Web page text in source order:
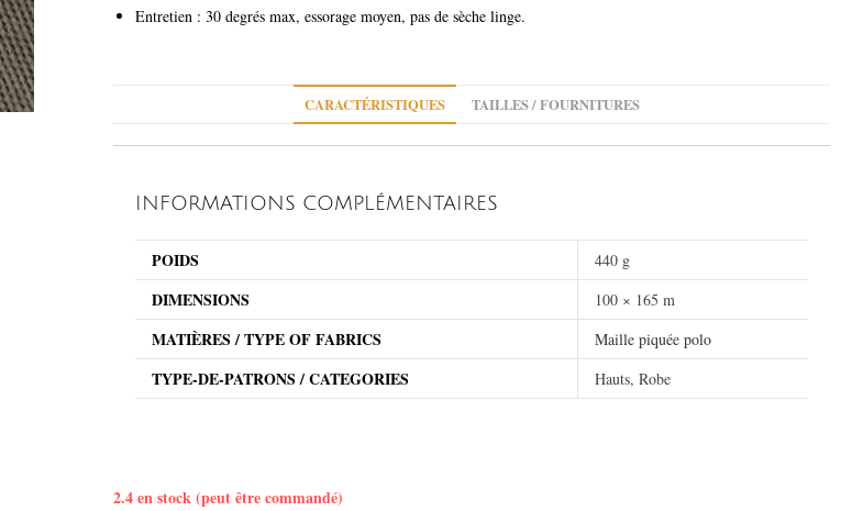
Entretien : 30 degrés max, essorage moyen, pas de sèche linge.
CARACTÉRISTIQUES TAILLES / FOURNITURES
INFORMATIONS COMPLÉMENTAIRES
POIDS 440 g
DIMENSIONS 100 × 165 m
MATIÈRES / TYPE OF FABRICS Maille piquée polo
TYPE-DE-PATRONS / CATEGORIES Hauts, Robe
2.4 en stock (peut être commandé)